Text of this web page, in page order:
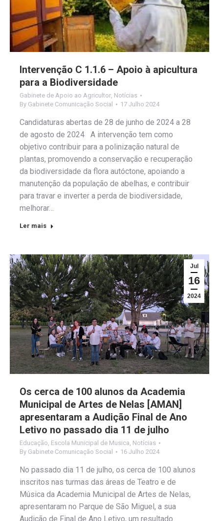
Intervenção C 1.1.6 – Apoio à apicultura
para a Biodiversidade
Gabinete de Apoio ao Agricultor, Notícias
By Gabinete Comunicação Social 17 Julho 2024
Candidaturas abertas de 28 de junho de 2024 a 28
de agosto de 2024 A intervenção tem como
objetivo contribuir para a polinização natural de
plantas, promovendo a conservação e recuperação
da biodiversidade da flora autóctone, apoiando a
manutenção da população de abelhas, e contribuir
para travar e inverter a perda de biodiversidade,
melhorar…
Ler mais
Jul
16
2024
Os cerca de 100 alunos da Academia
Municipal de Artes de Nelas [AMAN]
apresentaram a Audição Final de Ano
Letivo no passado dia 11 de julho
Educação, Escola Municipal de Musica, Notícias
By Gabinete Comunicação Social 16 Julho 2024
No passado dia 11 de julho, os cerca de 100 alunos
inscritos nas turmas das áreas de Teatro e de
Música da Academia Municipal de Artes de Nelas,
apresentaram no Parque de São Miguel, a sua
Audição de Final de Ano Letivo, um resultado